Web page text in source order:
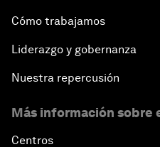
Cómo trabajamos
Liderazgo y gobernanza
Nuestra repercusión
Más información sobre
Centros